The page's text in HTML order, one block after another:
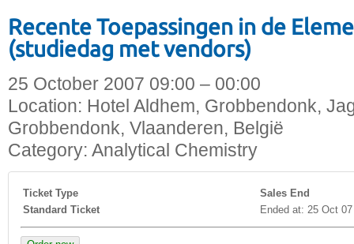
Recente Toepassingen in de
(studiedag met vendors)
25 October 2007 09:00 – 00:00
Location: Hotel Aldhem, Grobbendonk,
Grobbendonk, Vlaanderen, België
Category: Analytical Chemistry
Ticket Type
Sales End
Standard Ticket
Ended at: 25 Oct 07